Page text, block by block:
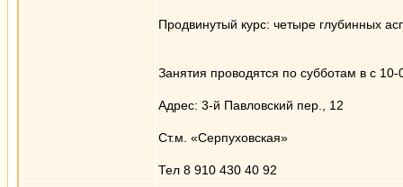
Продвинутый курс: четыре глубинных
Занятия проводятся по субботам в с
Адрес: 3-й Павловский пер., 12
Ст.м. «Серпуховская»
Тел 8 910 430 40 92